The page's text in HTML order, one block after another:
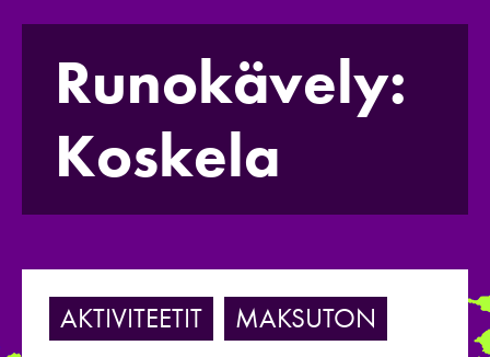
Runokävely:
Koskela
AKTIVITEETIT MAKSUTON